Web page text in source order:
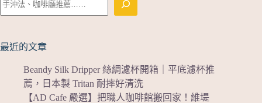
最近的文章
Beandy Silk Dripper 絲綢濾杯開箱｜平底濾杯推
薦，日本製 Tritan 耐摔好清洗
【AD Cafe 嚴選】把職人咖啡館搬回家！維堤